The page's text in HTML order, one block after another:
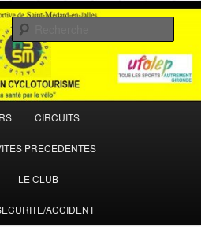
CIRCUITS
PRECEDENTES
LE CLUB
ACCIDENT